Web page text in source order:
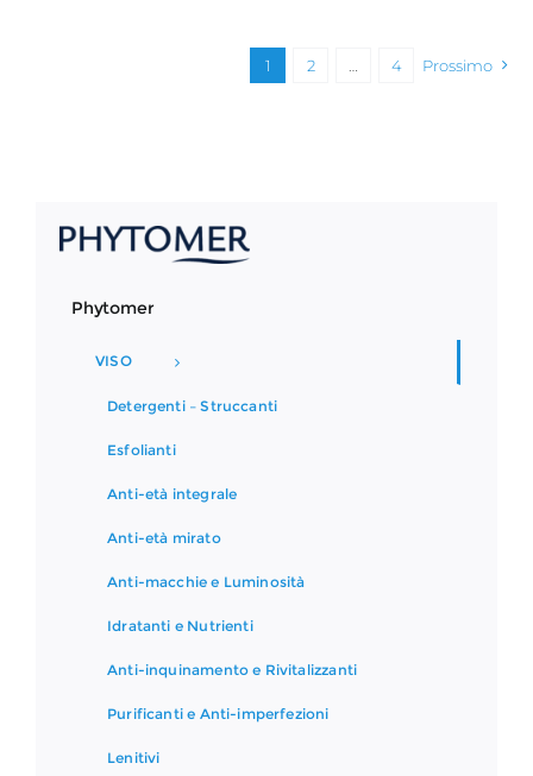
1 2 4 Prossimo
Phytomer
VISO
Detergenti – Struccanti
Esfolianti
Anti-età integrale
Anti-età mirato
Anti-macchie e Luminosità
Idratanti e Nutrienti
Anti-inquinamento e Rivitalizzanti
Purificanti e Anti-imperfezioni
Lenitivi